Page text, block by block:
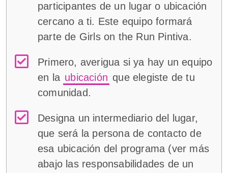
participantes de un lugar o ubicación
cercano a ti. Este equipo formará
parte de Girls on the Run Pintiva.
Primero, averigua si ya hay un equipo
en la ubicación que elegiste de tu
comunidad.
Designa un intermediario del lugar,
que será la persona de contacto de
esa ubicación del programa (ver más
abajo las responsabilidades de un